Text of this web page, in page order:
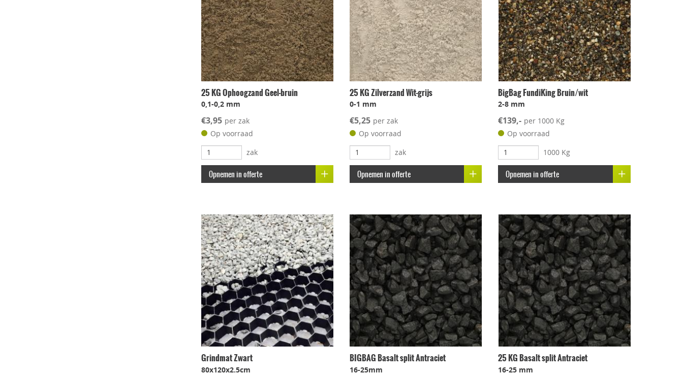
25 KG Ophoogzand Geel-bruin
0,1-0,2 mm
€3,95 per zak
Op voorraad
zak
Opnemen in offerte
25 KG Zilverzand Wit-grijs
0-1 mm
€5,25 per zak
Op voorraad
zak
Opnemen in offerte
BigBag FundiKing Bruin/wit
2-8 mm
€139,- per 1000 Kg
Op voorraad
1000 Kg
Opnemen in offerte
Grindmat Zwart
80x120x2.5cm
BIGBAG Basalt split Antraciet
16-25mm
25 KG Basalt split Antraciet
16-25 mm